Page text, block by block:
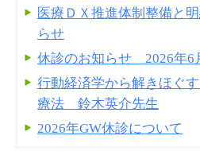
医療ＤＸ推進体制整備と
らせ
休診のお知らせ 2026年6
行動経済学から解きほぐ
療法 鈴木英介先生
2026年GW休診について